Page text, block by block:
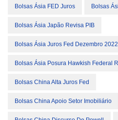
Bolsas Ásia FED Juros Bolsas
Bolsas Ásia Japão Revisa PIB
Bolsas Ásia Juros Fed Dezembro 2022
Bolsas Ásia Posura Hawkish Federal
Bolsas China Alta Juros Fed
Bolsas China Apoio Setor Imobiliário